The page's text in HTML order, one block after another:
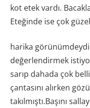
kot etek vardı.
Eteğinde ise çok
harika
değerlendirmek
sarıp dahada çok
çantasını alırken
takılmıştı.Başını